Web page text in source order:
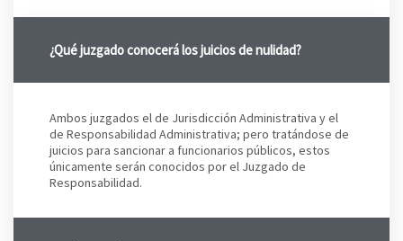
¿Qué juzgado conocerá los juicios de nulidad?
Ambos juzgados el de Jurisdicción Administrativa y el
de Responsabilidad Administrativa; pero tratándose de
juicios para sancionar a funcionarios públicos, estos
únicamente serán conocidos por el Juzgado de
Responsabilidad.